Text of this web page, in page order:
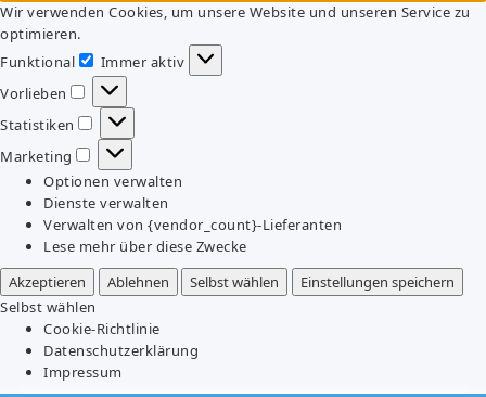
Wir verwenden Cookies, um unsere Website und unseren Service zu
optimieren.
Funktional
Funktional
Immer aktiv
Vorlieben
Vorlieben
Statistiken
Statistiken
Marketing
Marketing
Optionen verwalten
Dienste verwalten
Verwalten von {vendor_count}-Lieferanten
Lese mehr über diese Zwecke
Akzeptieren
Ablehnen Selbst wählen
Einstellungen speichern
Selbst wählen
Cookie-Richtlinie
Datenschutzerklärung
Impressum